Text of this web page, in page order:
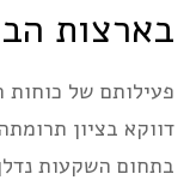
בארצות
פעילותם של כוחות
דווקא בציון
בתחום השקעות